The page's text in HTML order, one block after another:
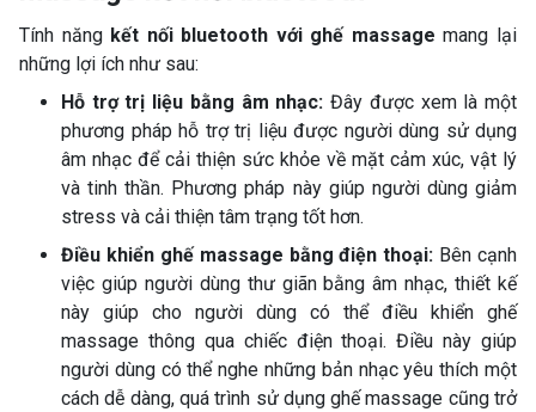
Tính năngkết nối bluetooth với ghế massage mang lại
những lợi ích như sau:
Hỗ trợ trị liệu bằng âm nhạc: Đây được xem là một
phương pháp hỗ trợ trị liệu được người dùng sử dụng
âm nhạc để cải thiện sức khỏe về mặt cảm xúc, vật lý
và tinh thần. Phương pháp này giúp người dùng giảm
stress và cải thiện tâm trạng tốt hơn.
Điều khiển ghế massage bằng điện thoại: Bên cạnh
việc giúp người dùng thư giãn bằng âm nhạc, thiết kế
này giúp cho người dùng có thể điều khiển ghế
massage thông qua chiếc điện thoại. Điều này giúp
người dùng có thể nghe những bản nhạc yêu thích một
cách dễ dàng, quá trình sử dụng ghế massage cũng trở